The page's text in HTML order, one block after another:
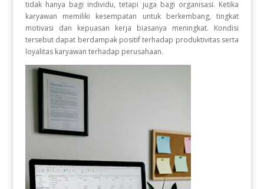
tidak hanya bagi individu, tetapi juga bagi organisasi. Ketika
karyawan memiliki kesempatan untuk berkembang, tingkat
motivasi dan kepuasan kerja biasanya meningkat. Kondisi
tersebut dapat berdampak positif terhadap produktivitas serta
loyalitas karyawan terhadap perusahaan.